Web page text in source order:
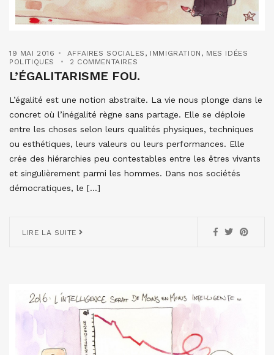
19 MAI 2016 AFFAIRES SOCIALES , IMMIGRATION , MES IDÉES
POLITIQUES
2 COMMENTAIRES
L’ÉGALITARISME FOU.
L’égalité est une notion abstraite. La vie nous plonge dans le
concret où l’inégalité règne sans partage. Elle se déploie
entre les choses selon leurs qualités physiques, techniques
ou esthétiques, leurs valeurs ou leurs performances. Elle
crée des hiérarchies peu contestables entre les êtres vivants
et singulièrement parmi les hommes. Dans nos sociétés
démocratiques, le […]
LIRE LA SUITE